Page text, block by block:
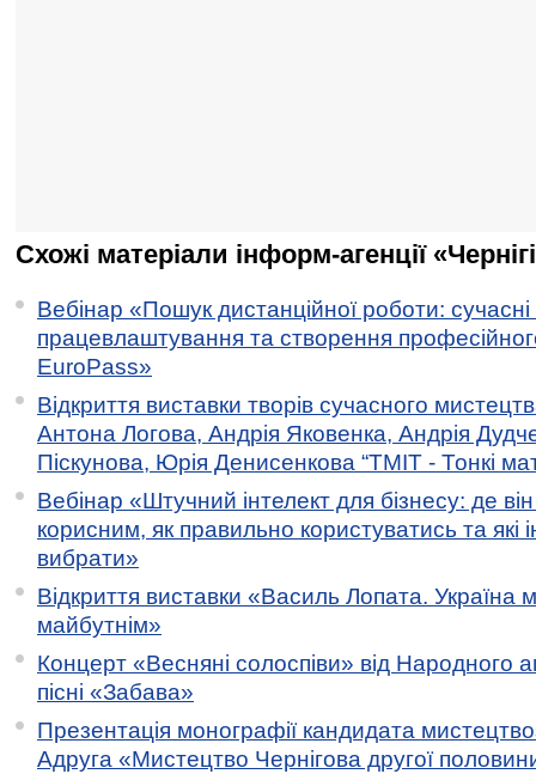
Схожі матеріали інформ-агенції
Вебінар «Пошук дистанційної роботи:
працевлаштування та створення
EuroPass»
Відкриття виставки творів сучасного
Антона Логова, Андрія Яковенка, Андрія
Піскунова, Юрія Денисенкова “ТМІТ - Тонкі
Вебінар «Штучний інтелект для бізнесу: де
корисним, як правильно користуватись та які
вибрати»
Відкриття виставки «Василь Лопата. Україна
майбутнім»
Концерт «Весняні солоспіви» від Народного
пісні «Забава»
Презентація монографії кандидата
Адруга «Мистецтво Чернігова другої